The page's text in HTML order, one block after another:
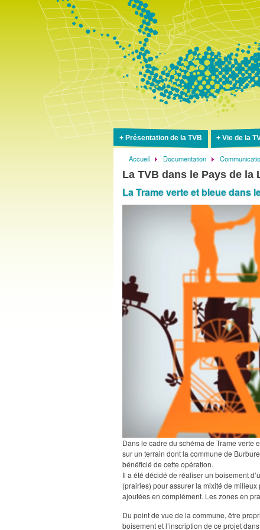
Présentation de la TVB Vie de la
Fil
d'Ariane
Accueil Documentation
La TVB dans le Pays de la
La Trame verte et bleue dans
Dans le cadre du schéma de Trame verte
sur un terrain dont la commune de
bénéficié de cette opération.
Il a été décidé de réaliser un boisement
(prairies) pour assurer la mixité de
ajoutées en complément. Les zones en
Du point de vue de la commune, être
boisement et l’inscription de ce projet